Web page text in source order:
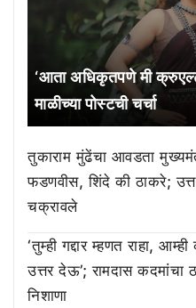
‘आता अधिकृतपणे मी
माळीच्या पोस्टची चर्चा
तुकाराम मुंढेंचा आवडता
फडणवीस, शिंदे की ठाकरे;
चक्रावले
‘तुम्ही गद्दार म्हणत राहा,
उत्तर देऊ’; रामदास कदमांचा
निशाणा